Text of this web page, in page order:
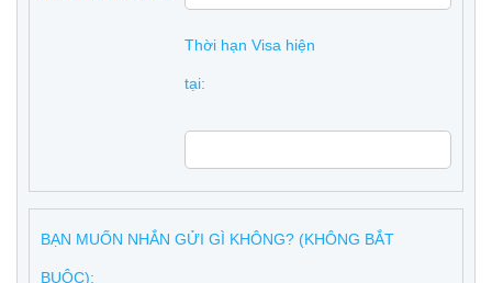
Thời hạn Visa hiện
tại:
BẠN MUỐN NHẮN GỬI GÌ KHÔNG? (KHÔNG BẮT
BUỘC):